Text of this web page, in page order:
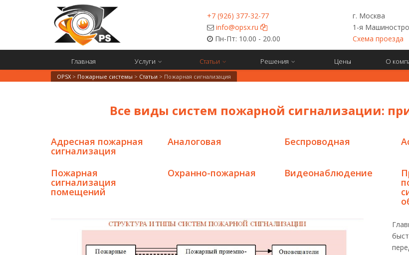
+7 (926) 377-32-77
info@opsx.ru
Пн-Пт: 10.00 - 20.00
г. Москва
1-я
Схема проезда
Главная Услуги Статьи Решения Цены О
OPSX > Пожарные системы > Статьи > Пожарная сигнализация
Все виды систем пожарной сигнализации:
Адресная пожарная
сигнализация
Аналоговая Беспроводная
Пожарная
сигнализация
помещений
Охранно-пожарная Видеонаблюдение